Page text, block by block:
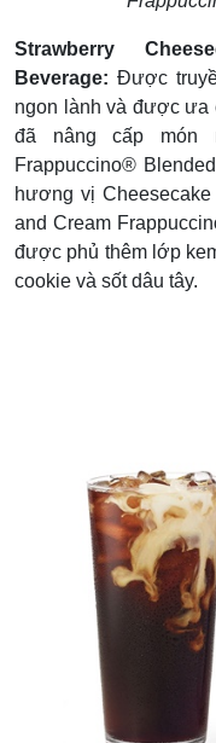
Strawberry
Beverage: Được
ngon lành và được ưa
đã nâng cấp món
Frappuccino®
hương vị
and Cream
được phủ thêm lớp
cookie và sốt dâu tây.